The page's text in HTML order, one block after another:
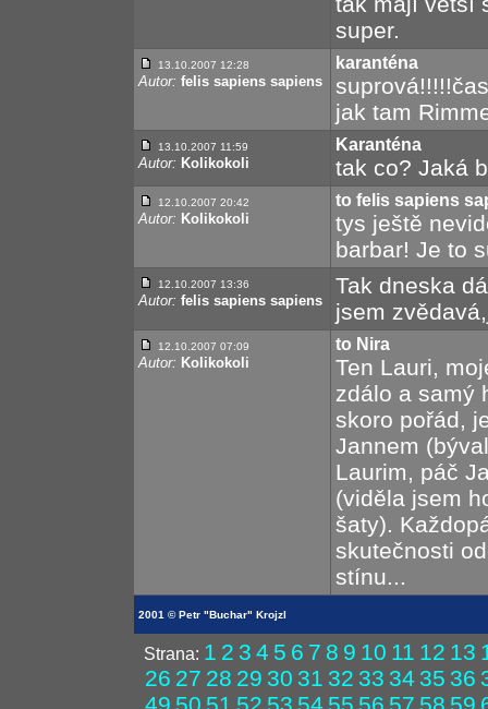
super.
13.10.2007 12:28
Autor: felis sapiens sapiens
karanténa
jak tam
13.10.2007 11:59
Autor: Kolikokoli
Karanténa
tak co? Jaká
12.10.2007 20:42
Autor: Kolikokoli
to felis sapiens
tys ještě
barbar! Je to
12.10.2007 13:36
Autor: felis sapiens sapiens
Tak dneska
jsem
12.10.2007 07:09
Autor: Kolikokoli
to Nira
Ten Lauri,
zdálo a samý
skoro pořád,
Jannem
Laurim, páč
(viděla jsem
šaty).
skutečnosti
stínu...
2001 © Petr "Buchar" Krojzl
Strana: 1 2 3 4 5 6 7 8 9 10 11 12 13
26 27 28 29 30 31 32 33 34 35 36